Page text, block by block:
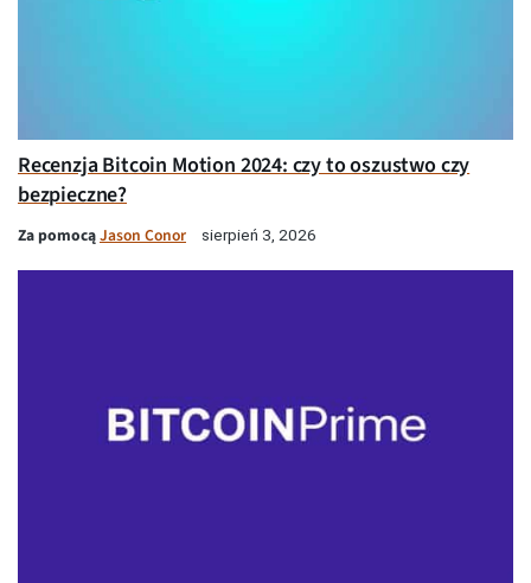
Recenzja Bitcoin Motion 2024: czy to oszustwo czy
bezpieczne?
Za pomocąJason Conor sierpień 3, 2026